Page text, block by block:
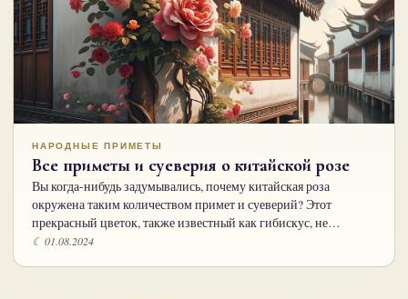
НАРОДНЫЕ ПРИМЕТЫ
Все приметы и суеверия о китайской розе
Вы когда-нибудь задумывались, почему китайская роза
окружена таким количеством примет и суеверий? Этот
прекрасный цветок, также известный как гибискус, не…
☾ 01.08.2024